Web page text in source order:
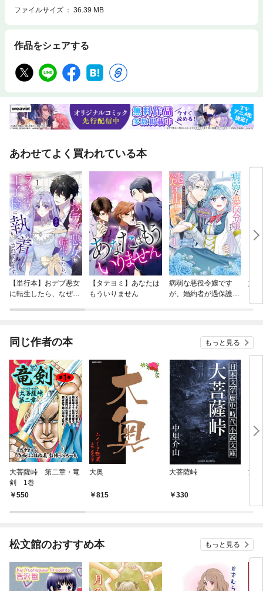
ファイルサイズ
36.39 MB
作品をシェアする
あわせてよく買われている本
【単行本】おデブ悪女
に転生したら、なぜか
【タテヨミ】あなたは
もういりません
病弱な悪役令嬢です
が、婚約者が過保護す
妹
同じ作者の本 もっと見る
大菩薩峠 第二章・竜
剣 1巻
550
大奥
815
大菩薩峠
330
決
松文館のおすすめ本 もっと見る